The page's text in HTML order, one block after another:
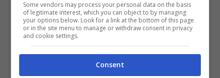
Sparatoria nella notte nel quartiere napoletano (foto di
repertorio)
Sull’omicidio diAntonio Zarrastanno
Some vendors may process your personal data on the basis
of legitimate interest, which you can object to by managing
your options below. Look for a link at the bottom of this page
or in the site menu to manage or withdraw consent in privacy
and cookie settings.
Consent